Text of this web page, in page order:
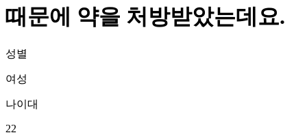
때문에 약을 처방받았는데요.
성별
여성
나이대
22